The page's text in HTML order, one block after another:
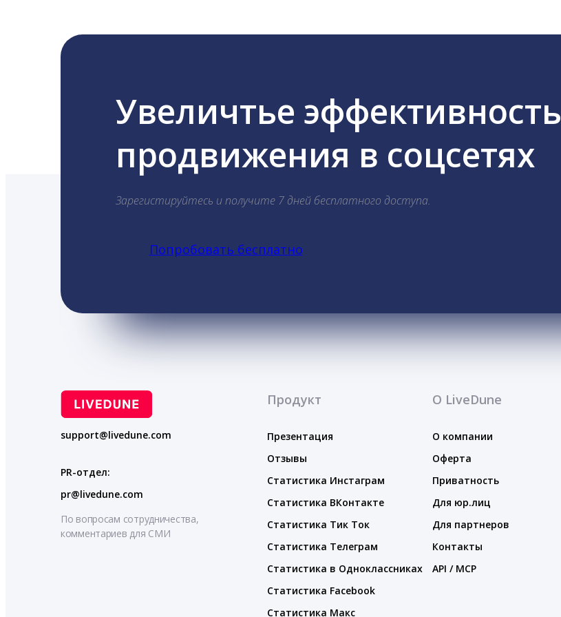
Увеличтье эффективность
продвижения в соцсетях
Зарегистируйтесь и получите 7 дней бесплатного доступа.
Попробовать бесплатно
support@livedune.com
PR-отдел:
pr@livedune.com
По вопросам сотрудничества,
комментариев для СМИ
Продукт
Презентация
Отзывы
Статистика Инстаграм
Статистика ВКонтакте
Статистика Тик Ток
Статистика Телеграм
Статистика в Одноклассниках
Статистика Facebook
Статистика Макс
О LiveDune
О компании
Оферта
Приватность
Для юр.лиц
Для партнеров
Контакты
API / MCP